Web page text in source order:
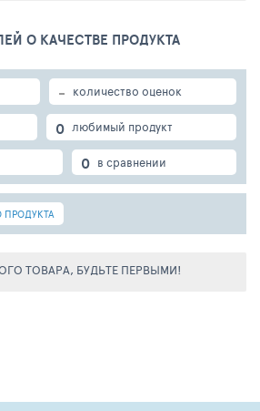
микромолекулярную пленку,
душаГлубоко увлажняет кожу и
клетокДарит коже здоровое
гладкостьПрименение: нанесите
плотным слоем на чистую и сухую
в глаза. Через 60 секунд
использовать ежедневно.Состав:
глицерин,
40 гидрогенизированное
натрия, лаурет-23,
растворимый коллаген,
пропилпарабен, бетаин,
О КАЧЕСТВЕ ПРОДУКТА
- количество оценок
0 любимый продукт
0 в сравнении
ПРОДУКТА
ТОВАРА, БУДЬТЕ ПЕРВЫМИ!